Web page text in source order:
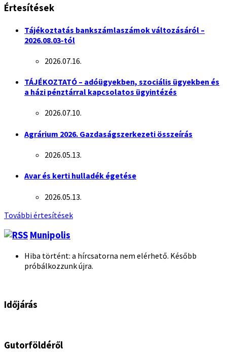
Értesítések
Tájékoztatás bankszámlaszámok változásáról –
2026.08.03-tól
2026.07.16.
TÁJÉKOZTATÓ – adóügyekben, szociális ügyekben és
a házi pénztárral kapcsolatos ügyintézés
2026.07.10.
Agrárium 2026. Gazdaságszerkezeti összeírás
2026.05.13.
Avar és kerti hulladék égetése
2026.05.13.
További értesítések
Munipolis
Hiba történt: a hírcsatorna nem elérhető. Később
próbálkozzunk újra.
Időjárás
Gutorföldéről